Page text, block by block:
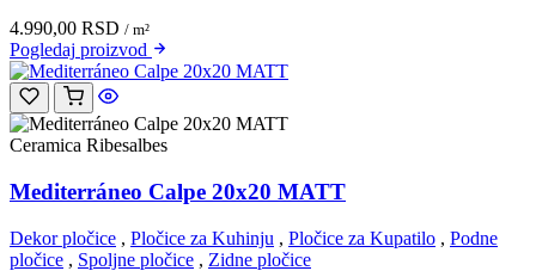
4.990,00 RSD / m²
Pogledaj proizvod
Ceramica Ribesalbes
Mediterráneo Calpe 20x20 MATT
Dekor pločice , Pločice za Kuhinju , Pločice za Kupatilo , Podne
pločice , Spoljne pločice , Zidne pločice